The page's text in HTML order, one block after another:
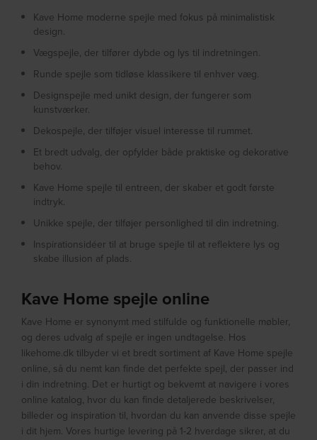
Kave Home moderne spejle med fokus på minimalistisk
design.
Vægspejle, der tilfører dybde og lys til indretningen.
Runde spejle som tidløse klassikere til enhver væg.
Designspejle med unikt design, der fungerer som
kunstværker.
Dekospejle, der tilføjer visuel interesse til rummet.
Et bredt udvalg, der opfylder både praktiske og dekorative
behov.
Kave Home spejle til entreen, der skaber et godt første
indtryk.
Unikke spejle, der tilføjer personlighed til din indretning.
Inspirationsidéer til at bruge spejle til at reflektere lys og
skabe illusion af plads.
Kave Home spejle online
Kave Home er synonymt med stilfulde og funktionelle møbler,
og deres udvalg af spejle er ingen undtagelse. Hos
likehome.dk tilbyder vi et bredt sortiment af Kave Home spejle
online, så du nemt kan finde det perfekte spejl, der passer ind
i din indretning. Det er hurtigt og bekvemt at navigere i vores
online katalog, hvor du kan finde detaljerede beskrivelser,
billeder og inspiration til, hvordan du kan anvende disse spejle
i dit hjem. Vores hurtige levering på 1-2 hverdage sikrer, at du